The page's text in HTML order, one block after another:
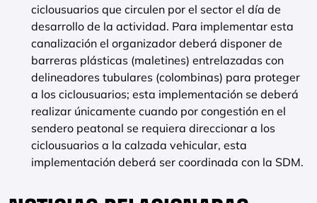
ciclousuarios que circulen por el sector el día de
desarrollo de la actividad. Para implementar esta
canalización el organizador deberá disponer de
barreras plásticas (maletines) entrelazadas con
delineadores tubulares (colombinas) para proteger
a los ciclousuarios; esta implementación se deberá
realizar únicamente cuando por congestión en el
sendero peatonal se requiera direccionar a los
ciclousuarios a la calzada vehicular, esta
implementación deberá ser coordinada con la SDM.